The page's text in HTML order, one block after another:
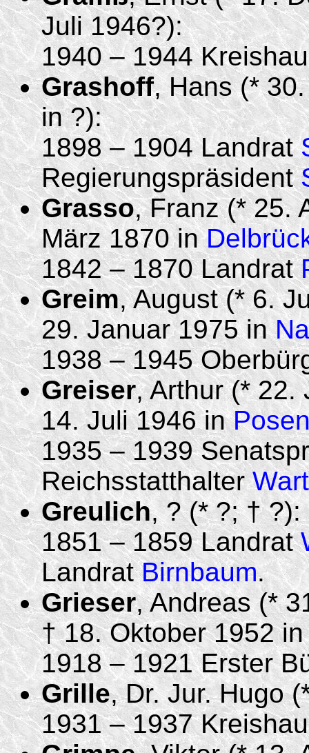
Juli 1946?):
1940 – 1944
Grashoff, Hans (*
in ?):
1898 – 1904 Landrat
Regierungspräsident
Grasso, Franz (* 25.
März 1870 in
1842 – 1870 Landrat
Greim, August (* 6.
29. Januar 1975 in
1938 – 1945
Greiser, Arthur (*
14. Juli 1946 in
1935 – 1939
Reichsstatthalter
Greulich, ? (* ?; † ?):
1851 – 1859 Landrat
LandratBirnbaum.
Grieser, Andreas (*
† 18. Oktober 1952
1918 – 1921 Erster
Grille, Dr. Jur. Hugo
1931 – 1937